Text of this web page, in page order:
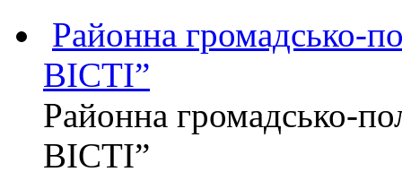
Районна громадсько-
ВІСТІ”
Районна громадсько-
ВІСТІ”